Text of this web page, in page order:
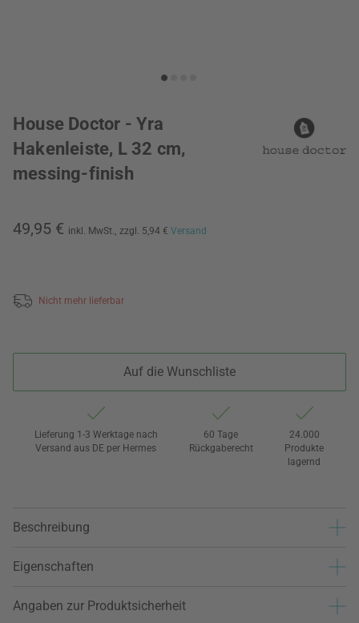
House Doctor - Yra
Hakenleiste, L 32 cm,
messing-finish
49,95 € inkl. MwSt., zzgl. 5,94 € Versand
Nicht mehr lieferbar
Auf die Wunschliste
Lieferung 1-3 Werktage nach
Versand aus DE per Hermes
60 Tage
Rückgaberecht
24.000
Produkte
lagernd
Beschreibung
Eigenschaften
Angaben zur Produktsicherheit